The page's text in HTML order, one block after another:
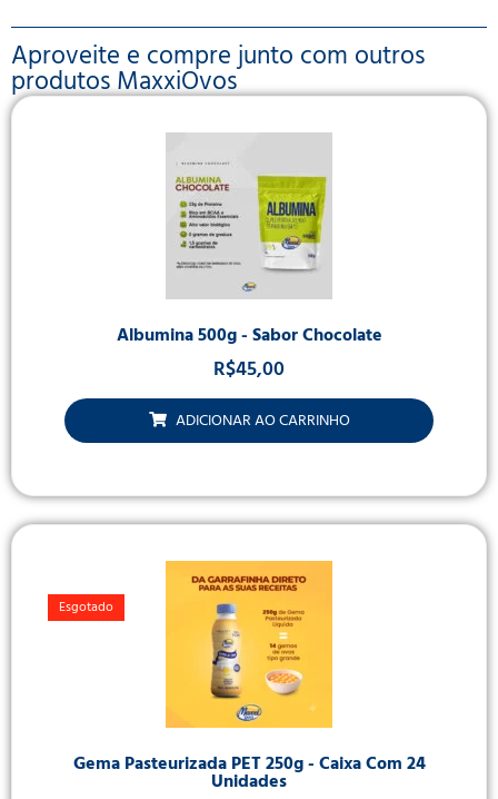
Aproveite e compre junto com outros
produtos MaxxiOvos
Albumina 500g - Sabor Chocolate
R$45,00
ADICIONAR AO CARRINHO
Gema Pasteurizada PET 250g - Caixa Com 24
Unidades
Esgotado